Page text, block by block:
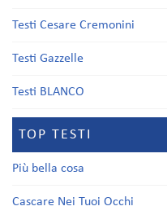
Testi Cesare Cremonini
Testi Gazzelle
Testi BLANCO
TOP TESTI
Più bella cosa
Cascare Nei Tuoi Occhi